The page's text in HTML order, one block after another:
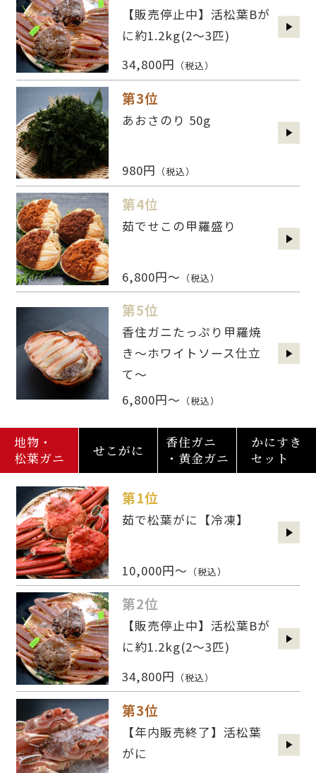
【販売停止中】活松葉Bが
に約1.2kg(2〜3匹)
34,800円 （税込）
第3位
あおさのり 50g
980円 （税込）
第4位
茹でせこの甲羅盛り
6,800円～ （税込）
第5位
香住ガニたっぷり甲羅焼
き～ホワイトソース仕立
て～
6,800円～ （税込）
地物・
松葉ガニ
せこがに
香住ガニ
・黄金ガニ
かにすき
セット
第1位
茹で松葉がに【冷凍】
10,000円～ （税込）
第2位
【販売停止中】活松葉Bが
に約1.2kg(2〜3匹)
34,800円 （税込）
第3位
【年内販売終了】活松葉
がに